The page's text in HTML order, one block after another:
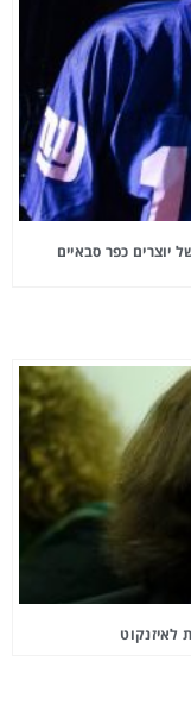
יוצרים כפר סבאיים
לאיזנקוט